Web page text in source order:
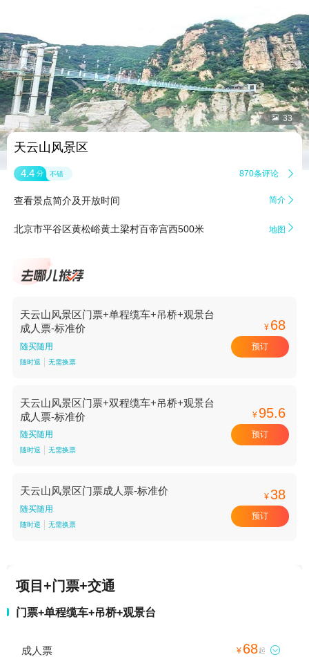
 33
天云山风景区
4.4 分 不错 870条评论 
查看景点简介及开放时间 简介 
北京市平谷区黄松峪黄土梁村百帝宫西500米 地图 
天云山风景区门票+单程缆车+吊桥+观景台
成人票-标准价
随买随用
随时退 无需换票
¥ 68
预订
天云山风景区门票+双程缆车+吊桥+观景台
成人票-标准价
随买随用
随时退 无需换票
¥ 95.6
预订
天云山风景区门票成人票-标准价
随买随用
随时退 无需换票
¥38
预订
项目+门票+交通
门票+单程缆车+吊桥+观景台
成人票 ¥ 68起 